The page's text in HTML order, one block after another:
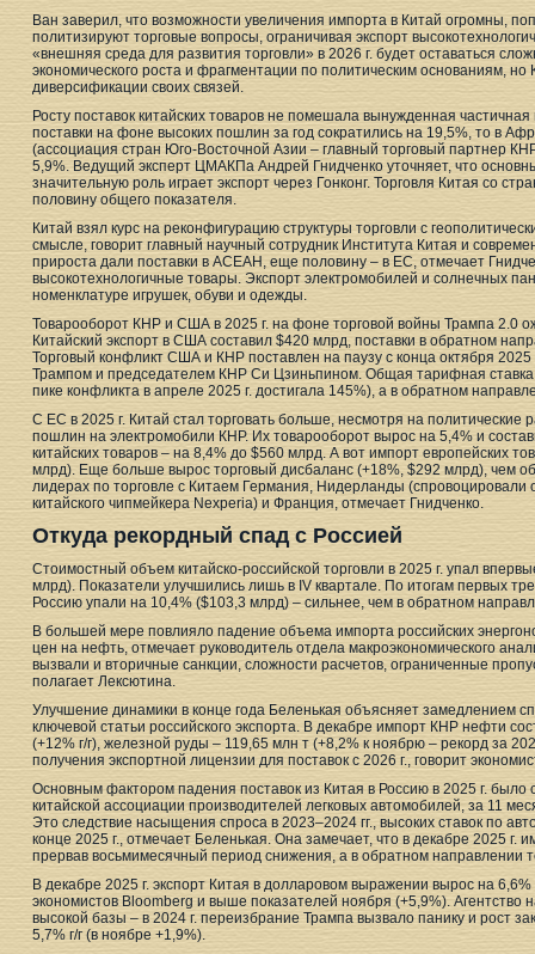
Ван заверил, что возможности увеличения импорта в Китай огромны,
политизируют торговые вопросы, ограничивая экспорт
«внешняя среда для развития торговли» в 2026 г. будет оставаться
экономического роста и фрагментации по политическим основаниям,
диверсификации своих связей.
Росту поставок китайских товаров не помешала вынужденная
поставки на фоне высоких пошлин за год сократились на 19,5%, то в
(ассоциация стран Юго-Восточной Азии – главный торговый партнер
5,9%. Ведущий эксперт ЦМАКПа Андрей Гнидченко уточняет, что
значительную роль играет экспорт через Гонконг. Торговля Китая со
половину общего показателя.
Китай взял курс на реконфигурацию структуры торговли с
смысле, говорит главный научный сотрудник Института Китая и
прироста дали поставки в АСЕАН, еще половину – в ЕС, отмечает
высокотехнологичные товары. Экспорт электромобилей и солнечных
номенклатуре игрушек, обуви и одежды.
Товарооборот КНР и США в 2025 г. на фоне торговой войны Трампа 2.0
Китайский экспорт в США составил $420 млрд, поставки в обратном
Торговый конфликт США и КНР поставлен на паузу с конца октября
Трампом и председателем КНР Си Цзиньпином. Общая тарифная
пике конфликта в апреле 2025 г. достигала 145%), а в обратном
С ЕС в 2025 г. Китай стал торговать больше, несмотря на политические
пошлин на электромобили КНР. Их товарооборот вырос на 5,4% и
китайских товаров – на 8,4% до $560 млрд. А вот импорт европейских
млрд). Еще больше вырос торговый дисбаланс (+18%, $292 млрд), чем
лидерах по торговле с Китаем Германия, Нидерланды
китайского чипмейкера Nexperia) и Франция, отмечает Гнидченко.
Откуда рекордный спад с Россией
Стоимостный объем китайско-российской торговли в 2025 г. упал
млрд). Показатели улучшились лишь в IV квартале. По итогам первых
Россию упали на 10,4% ($103,3 млрд) – сильнее, чем в обратном
В большей мере повлияло падение объема импорта российских
цен на нефть, отмечает руководитель отдела макроэкономического
вызвали и вторичные санкции, сложности расчетов, ограниченные
полагает Лексютина.
Улучшение динамики в конце года Беленькая объясняет замедлением
ключевой статьи российского экспорта. В декабре импорт КНР нефти
(+12% г/г), железной руды – 119,65 млн т (+8,2% к ноябрю – рекорд за
получения экспортной лицензии для поставок с 2026 г., говорит
Основным фактором падения поставок из Китая в Россию в 2025 г.
китайской ассоциации производителей легковых автомобилей, за 11
Это следствие насыщения спроса в 2023–2024 гг., высоких ставок по
конце 2025 г., отмечает Беленькая. Она замечает, что в декабре 2025 г.
прервав восьмимесячный период снижения, а в обратном направлении
В декабре 2025 г. экспорт Китая в долларовом выражении вырос на
экономистов Bloomberg и выше показателей ноября (+5,9%). Агентство
высокой базы – в 2024 г. переизбрание Трампа вызвало панику и рост
5,7% г/г (в ноябре +1,9%).